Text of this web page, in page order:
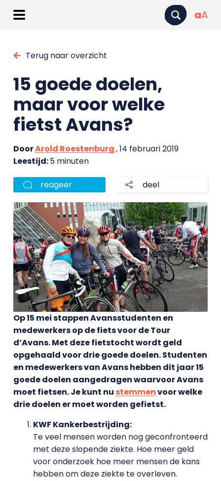
aA
Terug naar overzicht
15 goede doelen,
maar voor welke
fietst Avans?
DoorArold Roestenburg, 14 februari 2019
Leestijd:5 minuten
reageer deel
Op 15 mei stappen Avansstudenten en
medewerkers op de fiets voor de Tour
d’Avans. Met deze fietstocht wordt geld
opgehaald voor drie goede doelen. Studenten
en medewerkers van Avans hebben dit jaar 15
goede doelen aangedragen waarvoor Avans
moet fietsen. Je kunt nu stemmenvoor welke
drie doelen er moet worden gefietst.
KWF Kankerbestrijding:
Te veel mensen worden nog geconfronteerd
met deze slopende ziekte. Hoe meer geld
voor onderzoek hoe meer mensen de kans
hebben om deze ziekte te overleven.